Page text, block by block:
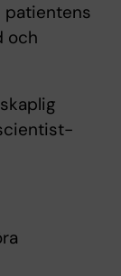
patientens
och